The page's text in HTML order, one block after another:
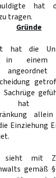
hat
tragen.
Gründe
hat die
in einem
hat
Einziehung
mit
gemäß §